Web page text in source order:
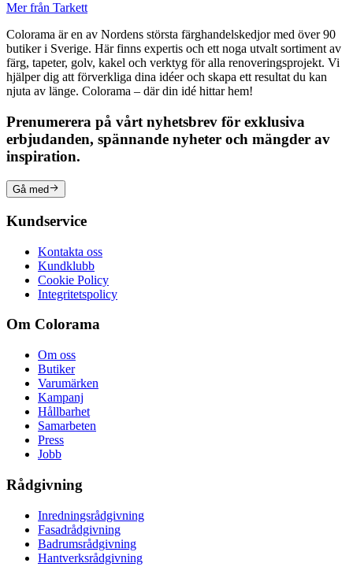
Mer från Tarkett
Colorama är en av Nordens största färghandelskedjor med över 90
butiker i Sverige. Här finns expertis och ett noga utvalt sortiment av
färg, tapeter, golv, kakel och verktyg för alla renoveringsprojekt. Vi
hjälper dig att förverkliga dina idéer och skapa ett resultat du kan
njuta av länge. Colorama – där din idé hittar hem!
Prenumerera på vårt nyhetsbrev för exklusiva
erbjudanden, spännande nyheter och mängder av
inspiration.
Gå med
Kundservice
Kontakta oss
Kundklubb
Cookie Policy
Integritetspolicy
Om Colorama
Om oss
Butiker
Varumärken
Kampanj
Hållbarhet
Samarbeten
Press
Jobb
Rådgivning
Inredningsrådgivning
Fasadrådgivning
Badrumsrådgivning
Hantverksrådgivning